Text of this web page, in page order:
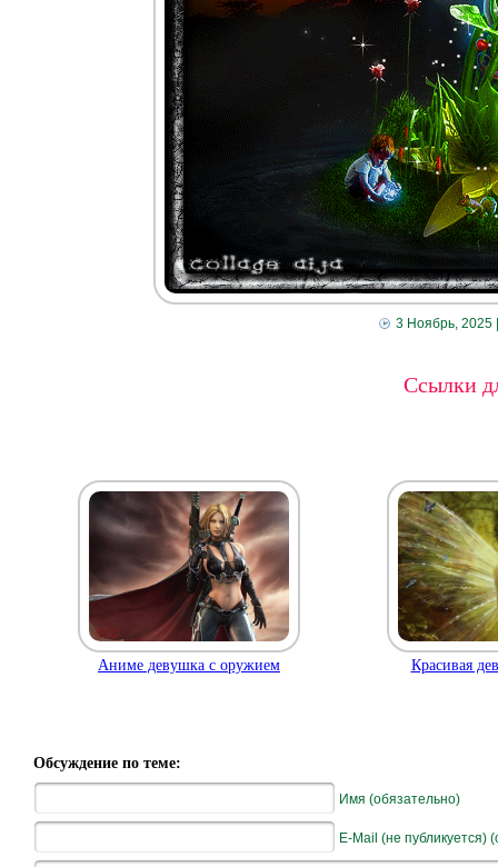
3 Ноябрь, 2025|
Ссылки
Аниме девушка с оружием Красивая
Обсуждение по теме:
Имя (обязательно)
E-Mail (не публикуется)